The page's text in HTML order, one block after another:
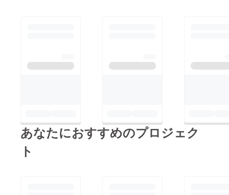
あなたにおすすめのプロジェク
ト